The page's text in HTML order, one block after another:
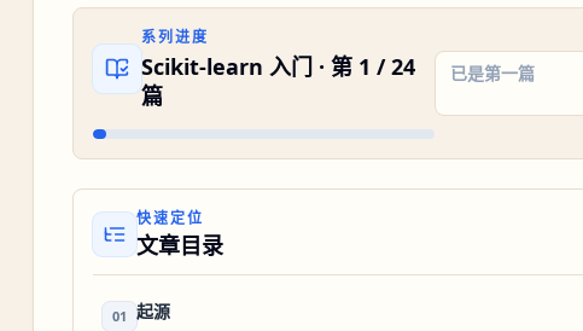
系列进度
Scikit-learn 入门 · 第 1 /24
篇
已是第一篇
快速定位
文章目录
01 起源